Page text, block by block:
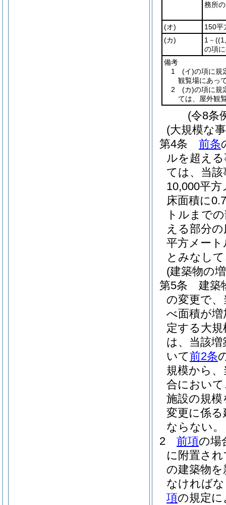
務所
(オ)
150平
(カ)
1－ (
の項
備考
1 (イ)の項に規
観覧場にあっ
2 (カ)の項に規
ては、屋外観
(令8条
(大規模な
第4条
前条
ルを超え
ては、当
10,000平
床面積に
トルまで
える部分
平方メー
とみなし
(建築物の
第5条
建築
の変更で
べ面積が
定する大
は、当該
いて前2条
規模から
合におい
施設の規
変更に係
ならない。
2
前項の場
に附置さ
の建築物
なければ
項の規定